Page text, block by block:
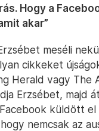
Hogy a
akar”
meséli
cikkeket
Herald vagy The
Erzsébet, majd
küldött el
nemcsak az